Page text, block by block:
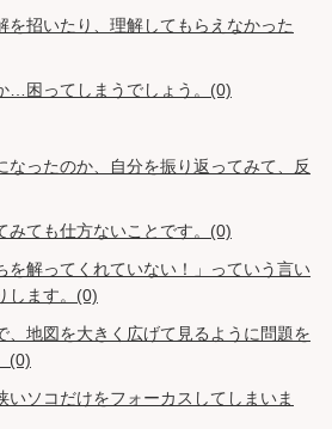
を招いたり、理解してもらえなかった
…困ってしまうでしょう。(0)
なったのか、自分を振り返ってみて、反
みても仕方ないことです。(0)
を解ってくれていない！」っていう言い
します。(0)
、地図を大きく広げて見るように問題を
(0)
いソコだけをフォーカスしてしまいま